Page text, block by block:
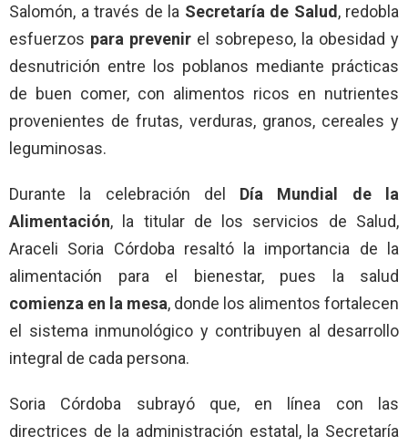
Salomón, a través de la Secretaría de Salud, redobla
esfuerzos para prevenir el sobrepeso, la obesidad y
desnutrición entre los poblanos mediante prácticas
de buen comer, con alimentos ricos en nutrientes
provenientes de frutas, verduras, granos, cereales y
leguminosas.
Durante la celebración del Día Mundial de la
Alimentación, la titular de los servicios de Salud,
Araceli Soria Córdoba resaltó la importancia de la
alimentación para el bienestar, pues la salud
comienza en la mesa, donde los alimentos fortalecen
el sistema inmunológico y contribuyen al desarrollo
integral de cada persona.
Soria Córdoba subrayó que, en línea con las
directrices de la administración estatal, la Secretaría